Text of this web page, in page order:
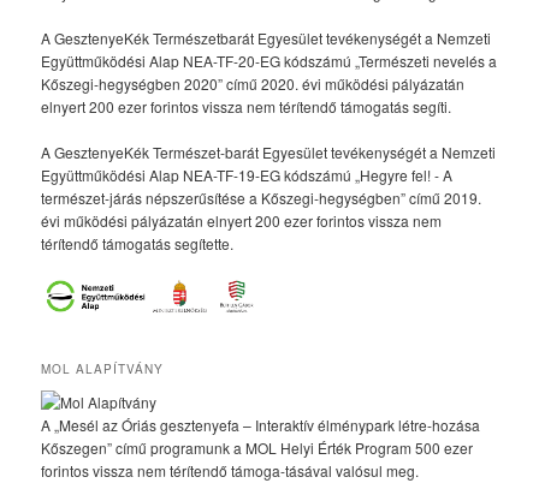
A GesztenyeKék Természetbarát Egyesület tevékenységét a Nemzeti
Együttműködési Alap NEA-TF-20-EG kódszámú „Természeti nevelés a
Kőszegi-hegységben 2020” című 2020. évi működési pályázatán
elnyert 200 ezer forintos vissza nem térítendő támogatás segíti.
A GesztenyeKék Természet-barát Egyesület tevékenységét a Nemzeti
Együttműködési Alap NEA-TF-19-EG kódszámú „Hegyre fel! - A
természet-járás népszerűsítése a Kőszegi-hegységben” című 2019.
évi működési pályázatán elnyert 200 ezer forintos vissza nem
térítendő támogatás segítette.
MOL ALAPÍTVÁNY
A „Mesél az Óriás gesztenyefa – Interaktív élménypark létre-hozása
Kőszegen” című programunk a MOL Helyi Érték Program 500 ezer
forintos vissza nem térítendő támoga-tásával valósul meg.